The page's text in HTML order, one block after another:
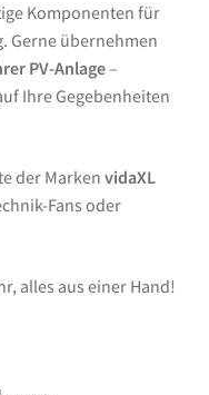
Komponenten für
Gerne übernehmen
PV-Anlage–
Ihre Gegebenheiten
der Marken vidaXL
Fans oder
alles aus einer Hand!